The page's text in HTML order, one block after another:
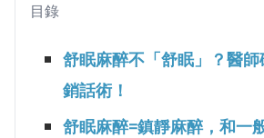
目錄
舒眠麻醉不「舒眠」？醫
銷話術！
舒眠麻醉=鎮靜麻醉，和一